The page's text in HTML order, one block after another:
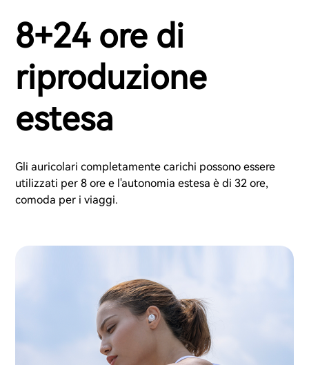
8+24 ore di
riproduzione
estesa
Gli auricolari completamente carichi possono essere
utilizzati per 8 ore e l'autonomia estesa è di 32 ore,
comoda per i viaggi.